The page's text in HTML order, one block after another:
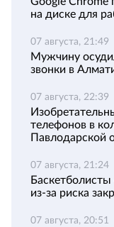
на диске для
07 августа, 21:49
Мужчину
звонки в
07 августа, 22:39
телефонов в
Павлодарской
07 августа, 21:24
Баскетболисты
из-за риска
07 августа, 20:51